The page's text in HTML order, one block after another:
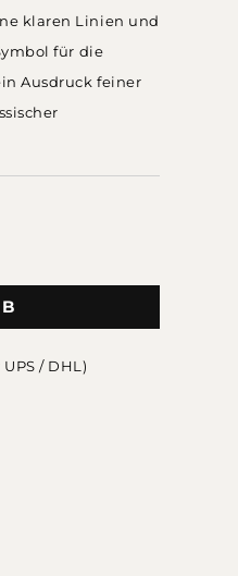
klaren Linien und
für die
Ausdruck feiner
/ DHL)